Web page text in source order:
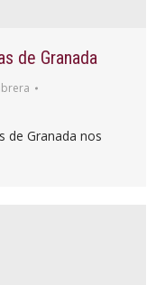
de Granada
de Granada nos